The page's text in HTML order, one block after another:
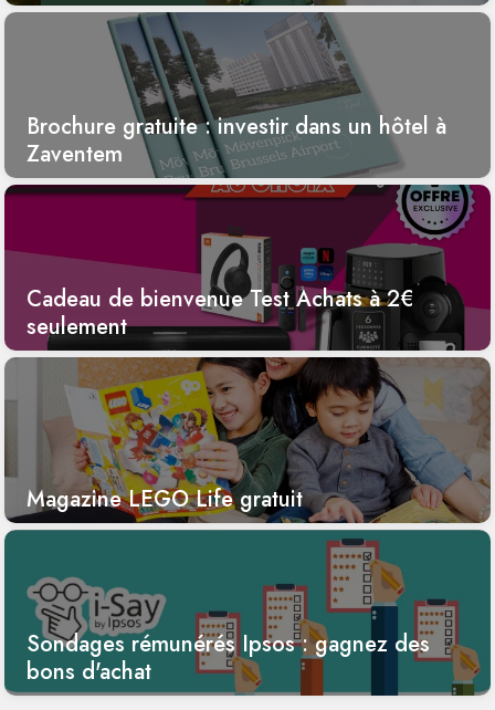
Brochure gratuite : investir dans un hôtel à
Zaventem
Cadeau de bienvenue Test Achats à 2€
seulement
Magazine LEGO Life gratuit
Sondages rémunérés Ipsos : gagnez des
bons d'achat